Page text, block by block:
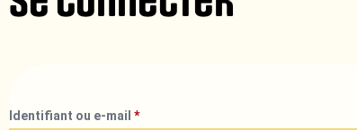
Identifiant ou e-mail *